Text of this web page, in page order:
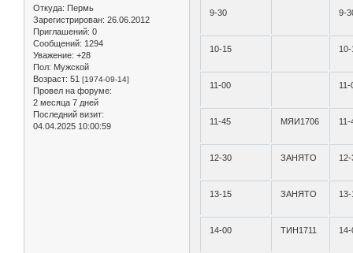
Откуда: Пермь
Зарегистрирован: 26.06.2012
Приглашений: 0
Сообщений: 1294
Уважение: +28
Пол: Мужской
Возраст: 51 [1974-09-14]
Провел на форуме:
2 месяца 7 дней
Последний визит:
04.04.2025 10:00:59
9-30 9-
10-15 10-
11-00 11-
11-45 МЯИ1706 11-
12-30 ЗАНЯТО 12-
13-15 ЗАНЯТО 13-
14-00 ТИН1711 14-